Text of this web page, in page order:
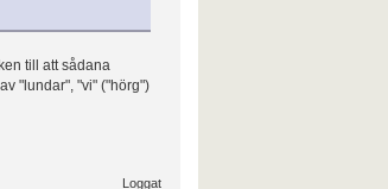
till att sådana
"lundar", "vi" ("hörg")
Loggat